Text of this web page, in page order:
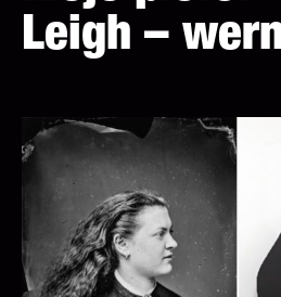
Leigh –